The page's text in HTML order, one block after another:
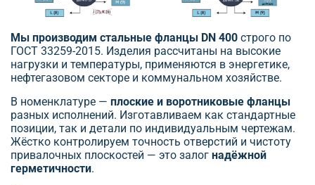
Мы производим стальные фланцы DN 400 строго по
ГОСТ 33259-2015. Изделия рассчитаны на высокие
нагрузки и температуры, применяются в энергетике,
нефтегазовом секторе и коммунальном хозяйстве.
В номенклатуре — плоские и воротниковые фланцы
разных исполнений. Изготавливаем как стандартные
позиции, так и детали по индивидуальным чертежам.
Жёстко контролируем точность отверстий и чистоту
привалочных плоскостей — это залог надёжной
герметичности.